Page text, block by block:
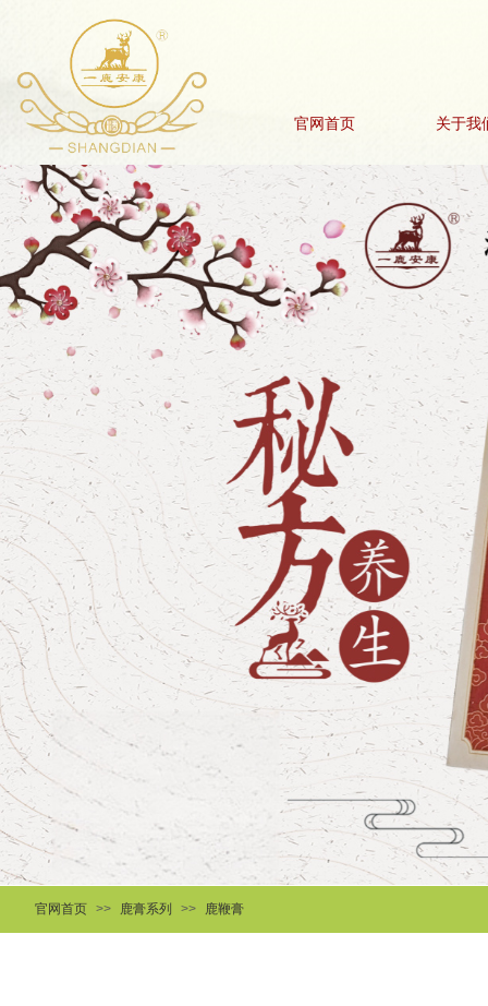
官网首页 >> 鹿膏系列 >> 鹿鞭膏
官网首页 关于我